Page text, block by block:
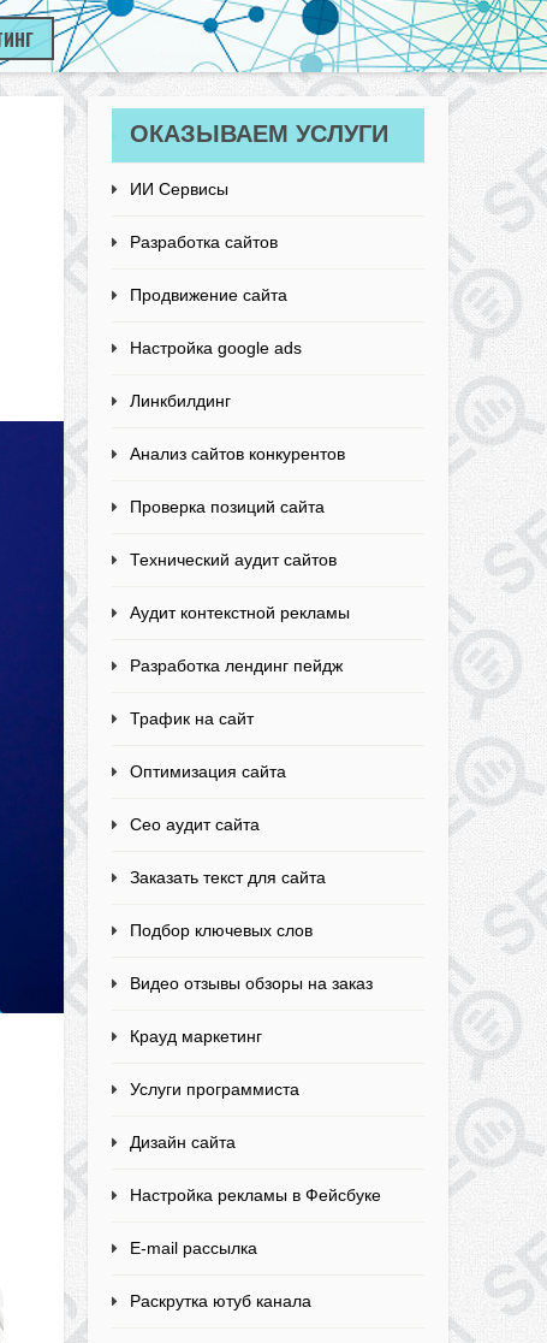
ОКАЗЫВАЕМ УСЛУГИ
ИИ Сервисы
Разработка сайтов
Продвижение сайта
Настройка google ads
Линкбилдинг
Анализ сайтов конкурентов
Проверка позиций сайта
Технический аудит сайтов
Аудит контекстной рекламы
Разработка лендинг пейдж
Трафик на сайт
Оптимизация сайта
Сео аудит сайта
Заказать текст для сайта
Подбор ключевых слов
Видео отзывы обзоры на заказ
Крауд маркетинг
Услуги программиста
Дизайн сайта
Настройка рекламы в Фейсбуке
E-mail рассылка
Раскрутка ютуб канала